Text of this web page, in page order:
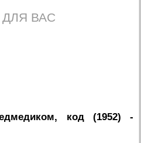
ВАС
код (1952) -